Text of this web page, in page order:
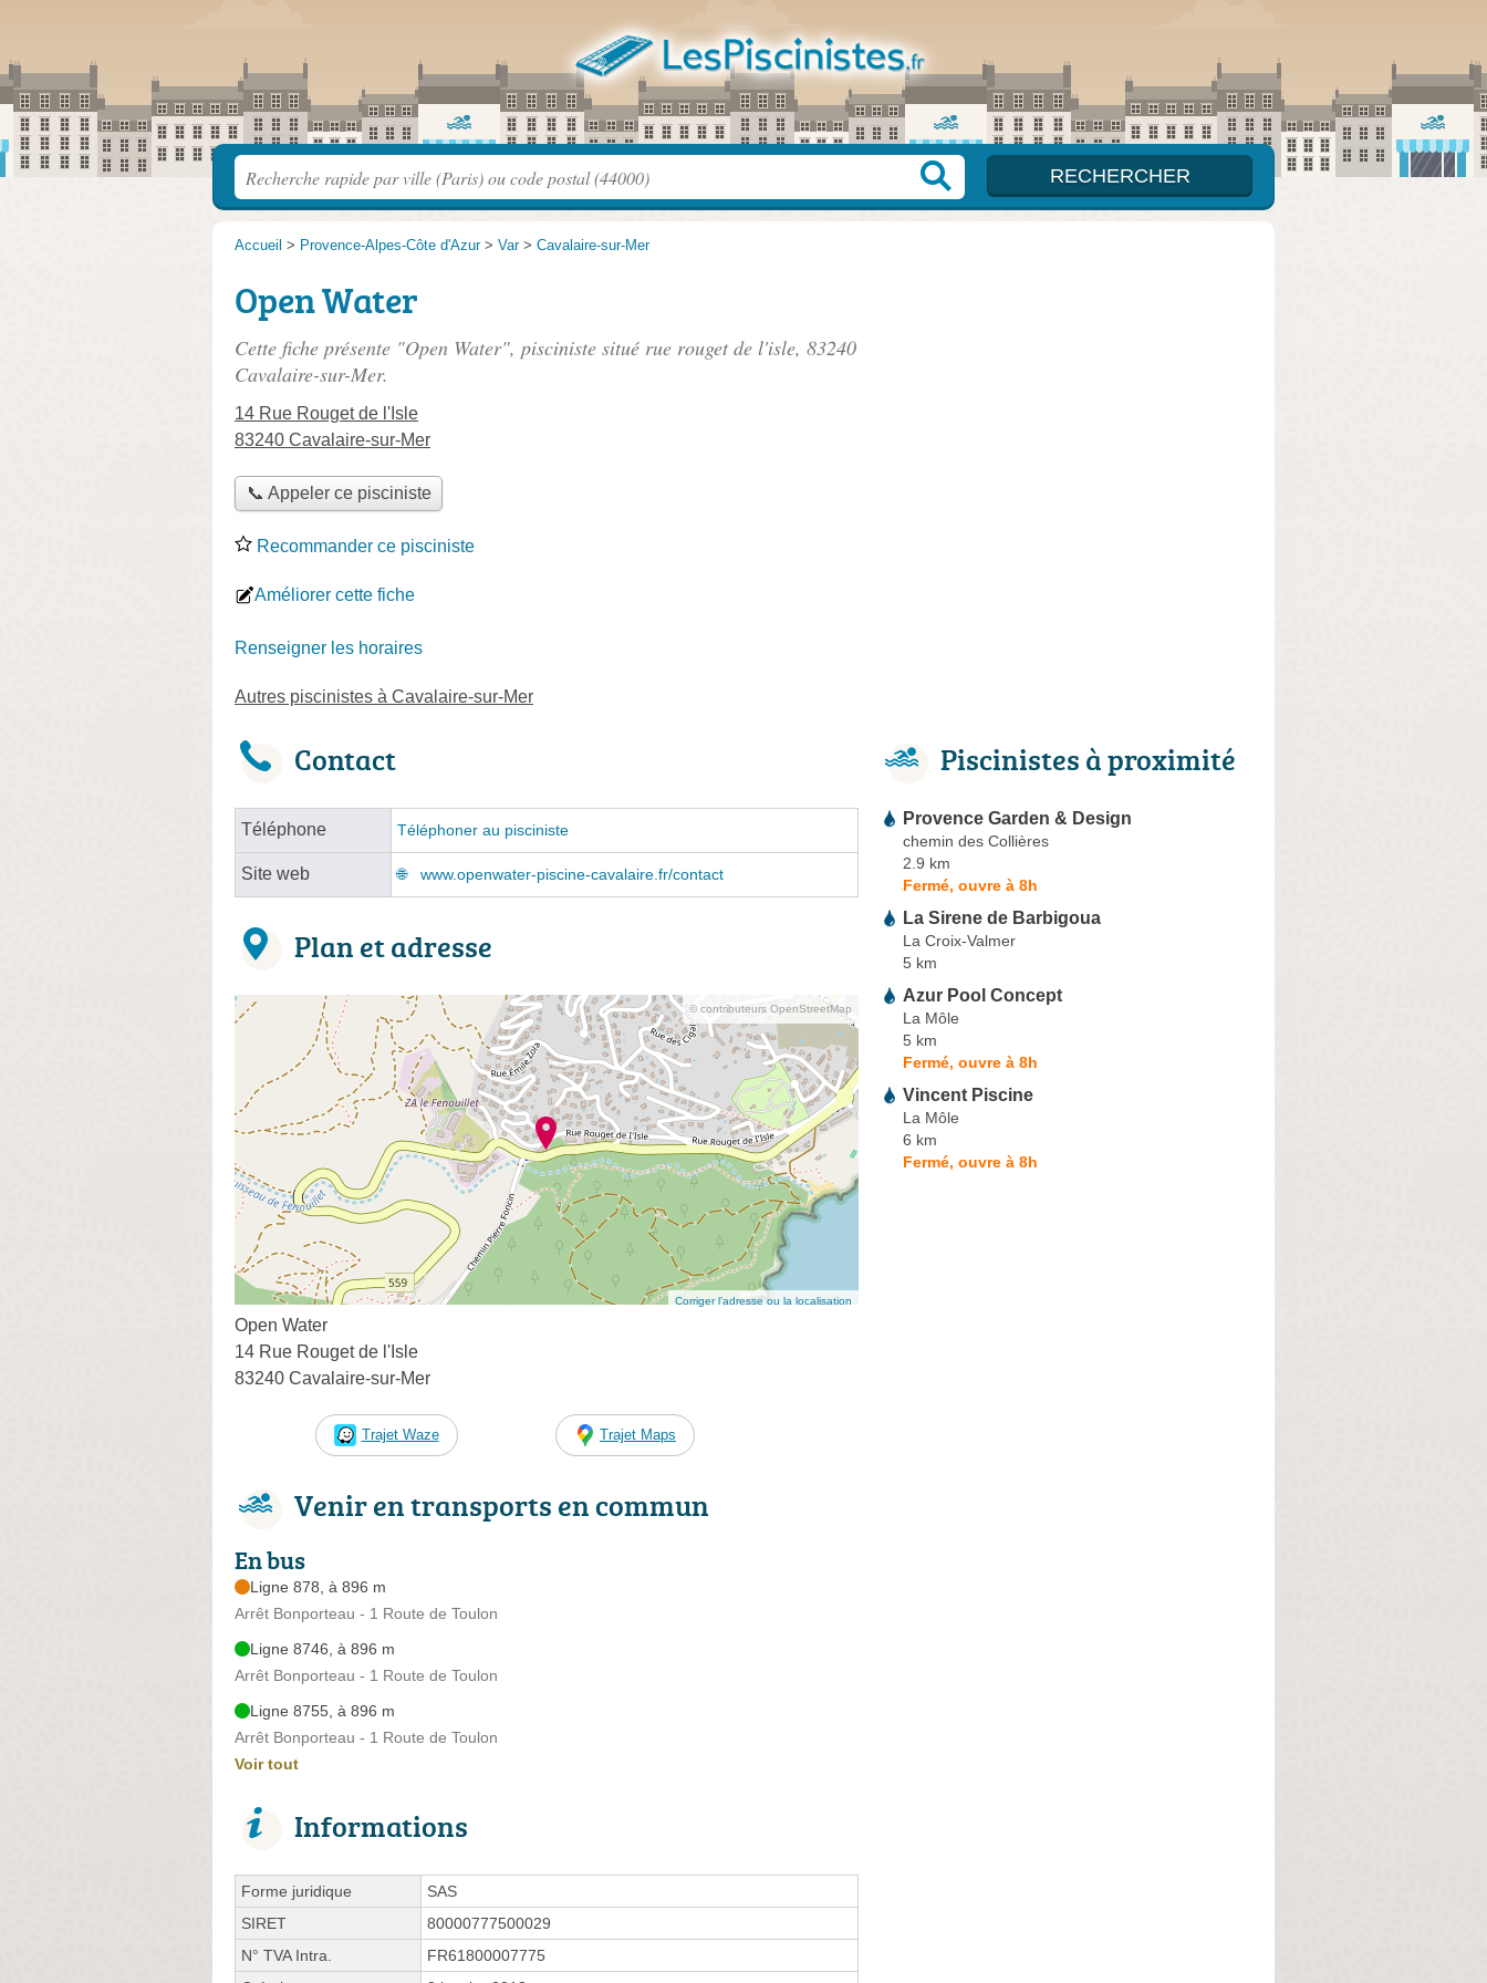
Accueil > Provence-Alpes-Côte d'Azur> Var> Cavalaire-sur-Mer
Open Water
Cette fiche présente "Open Water", pisciniste situé rue rouget de l'isle, 83240
Cavalaire-sur-Mer.
14 Rue Rouget de l'Isle
83240 Cavalaire-sur-Mer
📞 Appeler ce pisciniste
Recommander ce pisciniste
Améliorer cette fiche
Renseigner les horaires
Autres piscinistes à Cavalaire-sur-Mer
Contact
Téléphone Téléphoner au pisciniste
Site web www.openwater-piscine-cavalaire.fr/contact
Plan et adresse
© contributeurs OpenStreetMap
Corriger l’adresse ou la localisation
Open Water
14 Rue Rouget de l'Isle
83240 Cavalaire-sur-Mer
Trajet Waze Trajet Maps
Venir en transports en commun
En bus
Ligne 878, à 896 m
Arrêt Bonporteau - 1 Route de Toulon
Ligne 8746, à 896 m
Arrêt Bonporteau - 1 Route de Toulon
Ligne 8755, à 896 m
Arrêt Bonporteau - 1 Route de Toulon
Voir tout
Informations
Forme juridique
SAS
SIRET
80000777500029
N° TVA Intra.
FR61800007775
Piscinistes à proximité
Provence Garden & Design
chemin des Collières
2.9 km
Fermé, ouvre à 8h
La Sirene de Barbigoua
La Croix-Valmer
5 km
Azur Pool Concept
La Môle
5 km
Fermé, ouvre à 8h
Vincent Piscine
La Môle
6 km
Fermé, ouvre à 8h